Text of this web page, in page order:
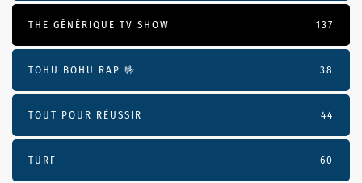
THE GÉNÉRIQUE TV SHOW 137
TOHU BOHU RAP 🤟 38
TOUT POUR RÉUSSIR 44
TURF 60